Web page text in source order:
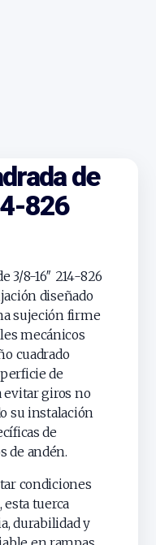
de
826
3/8-16″ 214-826
diseñado
sujeción firme
mecánicos
cuadrado
de
evitar giros no
su instalación
de
de andén.
condiciones
esta tuerca
durabilidad y